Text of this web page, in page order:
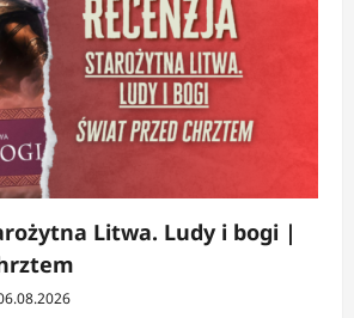
Litwa. Ludy i bogi |